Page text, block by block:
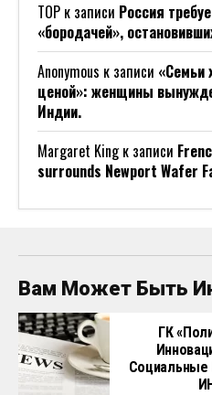
ТОР к записи Россия
«бородачей»,
Anonymous к записи «Семьи
ценой»: женщины
Индии.
Margaret Kingк записи
surrounds Newport Wafer
Вам Может Быть
ГК
Социальные